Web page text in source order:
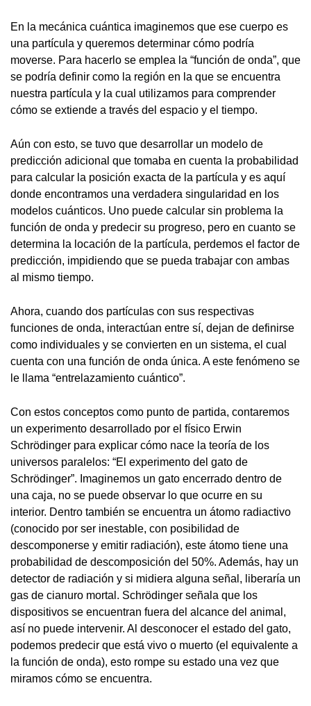
En la mecánica cuántica imaginemos que ese cuerpo es
una partícula y queremos determinar cómo podría
moverse. Para hacerlo se emplea la “función de onda”, que
se podría definir como la región en la que se encuentra
nuestra partícula y la cual utilizamos para comprender
cómo se extiende a través del espacio y el tiempo.
Aún con esto, se tuvo que desarrollar un modelo de
predicción adicional que tomaba en cuenta la probabilidad
para calcular la posición exacta de la partícula y es aquí
donde encontramos una verdadera singularidad en los
modelos cuánticos. Uno puede calcular sin problema la
función de onda y predecir su progreso, pero en cuanto se
determina la locación de la partícula, perdemos el factor de
predicción, impidiendo que se pueda trabajar con ambas
al mismo tiempo.
Ahora, cuando dos partículas con sus respectivas
funciones de onda, interactúan entre sí, dejan de definirse
como individuales y se convierten en un sistema, el cual
cuenta con una función de onda única. A este fenómeno se
le llama “entrelazamiento cuántico”.
Con estos conceptos como punto de partida, contaremos
un experimento desarrollado por el físico Erwin
Schrödinger para explicar cómo nace la teoría de los
universos paralelos: “El experimento del gato de
Schrödinger”. Imaginemos un gato encerrado dentro de
una caja, no se puede observar lo que ocurre en su
interior. Dentro también se encuentra un átomo radiactivo
(conocido por ser inestable, con posibilidad de
descomponerse y emitir radiación), este átomo tiene una
probabilidad de descomposición del 50%. Además, hay un
detector de radiación y si midiera alguna señal, liberaría un
gas de cianuro mortal. Schrödinger señala que los
dispositivos se encuentran fuera del alcance del animal,
así no puede intervenir. Al desconocer el estado del gato,
podemos predecir que está vivo o muerto (el equivalente a
la función de onda), esto rompe su estado una vez que
miramos cómo se encuentra.